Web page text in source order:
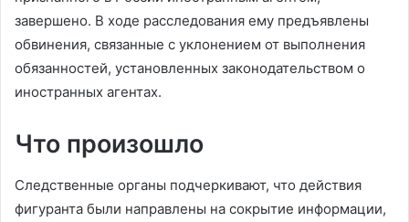
завершено. В ходе расследования ему предъявлены
обвинения, связанные с уклонением от выполнения
обязанностей, установленных законодательством о
иностранных агентах.
Что произошло
Следственные органы подчеркивают, что действия
фигуранта были направлены на сокрытие информации,